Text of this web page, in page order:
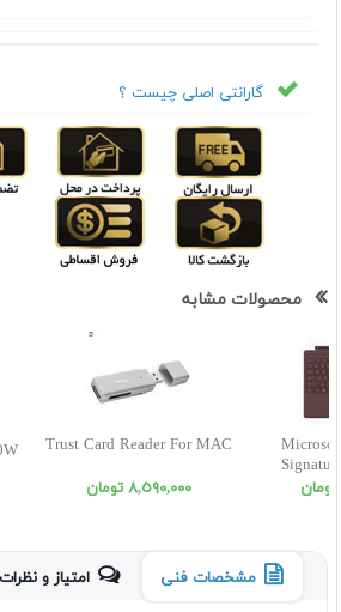
گارانتی اصلی چیست ؟
محصولات مشابه
Trust Card Reader For MAC
٨,٥٩٠,٠٠٠ تومان
مشخصات فنی امتیاز و